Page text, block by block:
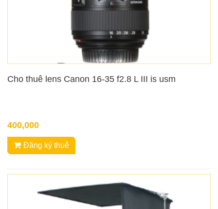
Cho thuê lens Canon 16-35 f2.8 L III is usm
400,000
Đăng ký thuê